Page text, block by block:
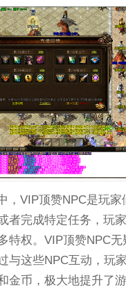
，VIP顶赞NPC是玩家
者完成特定任务，玩
特权。VIP顶赞NPC无
与这些NPC互动，玩
金币，极大地提升了